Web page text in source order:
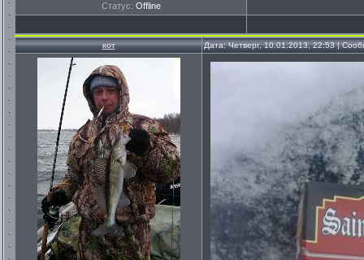
Статус: Offline
кот Дата: Четверг, 10.01.2013, 22:53 |